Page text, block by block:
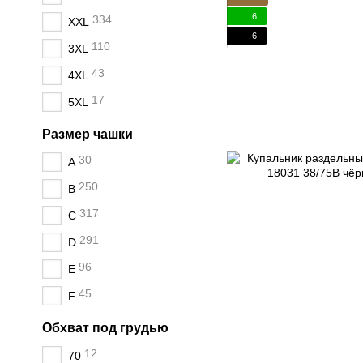
6
6
XXL 334
3XL 110
4XL 43
5XL 17
Размер чашки
A 30
B 250
C 317
D 291
E 96
F 45
Обхват под грудью
70 12